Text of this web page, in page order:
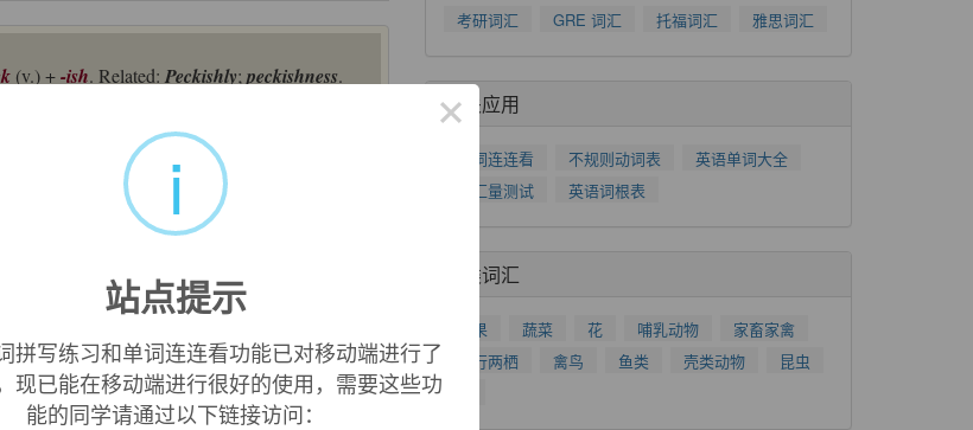
(v.) +-ish. Related: Peckishly; peckishness.
for breakfast.
考研词汇
GRE 词汇 托福词汇 雅思词汇
相关应用
单词连连看 不规则动词表
英语单词大全
词汇量测试
英语词根表
分类词汇
水果 蔬菜 花 哺乳动物
家畜家禽
爬行两栖
禽鸟 鱼类 壳类动物
昆虫
×
i
站点提示
拼写练习和单词连连看功能已对移动端进行了
现已能在移动端进行很好的使用，需要这些功
能的同学请通过以下链接访问：